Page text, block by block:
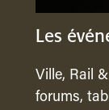
Les
Ville, Rail
forums,